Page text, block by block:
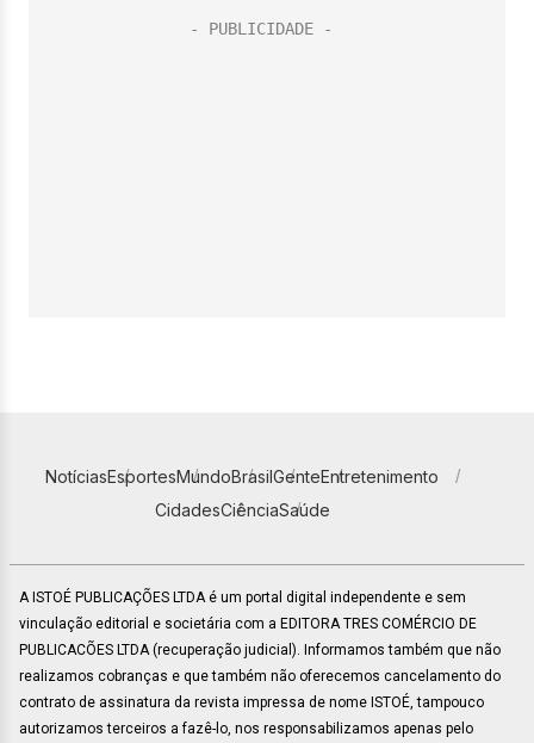
NotíciasEsportesMundoBrasilGenteEntretenimento
CidadesCiênciaSaúde
A ISTOÉ PUBLICAÇÕES LTDA é um portal digital independente e sem
vinculação editorial e societária com a EDITORA TRES COMÉRCIO DE
PUBLICACÕES LTDA (recuperação judicial). Informamos também que não
realizamos cobranças e que também não oferecemos cancelamento do
contrato de assinatura da revista impressa de nome ISTOÉ, tampouco
autorizamos terceiros a fazê-lo, nos responsabilizamos apenas pelo